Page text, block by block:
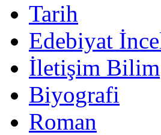
Tarih
Edebiyat
İletişim Bilim
Biyografi
Roman